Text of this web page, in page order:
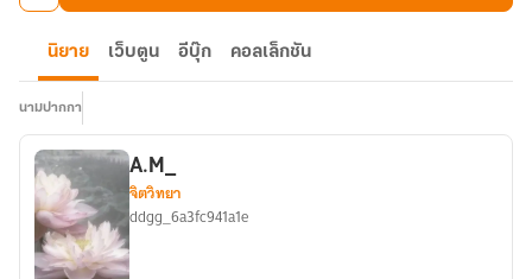
นิยาย เว็บตูน อีบุ๊ก คอลเล็กชัน
นามปากกา
A.M_
จิตวิทยา
ddgg_6a3fc941a1e